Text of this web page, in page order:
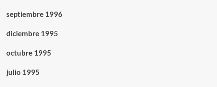
septiembre 1996
diciembre 1995
octubre 1995
julio 1995